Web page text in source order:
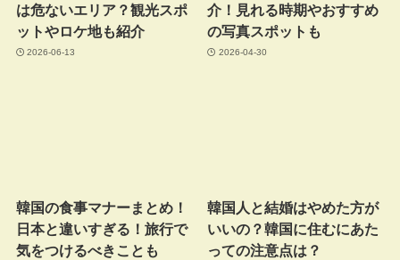
は危ないエリア？観光スポ
ットやロケ地も紹介
2026-06-13
介！見れる時期やおすすめ
の写真スポットも
2026-04-30
韓国の食事マナーまとめ！
日本と違いすぎる！旅行で
気をつけるべきことも
韓国人と結婚はやめた方が
いいの？韓国に住むにあた
っての注意点は？